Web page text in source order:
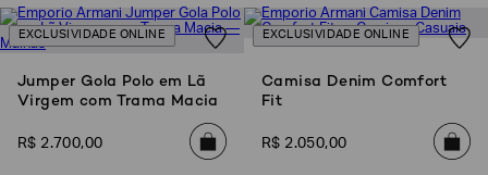
EXCLUSIVIDADE ONLINE
Jumper Gola Polo em Lã
Virgem com Trama Macia
R$ 2.700,00
EXCLUSIVIDADE ONLINE
Camisa Denim Comfort
Fit
R$ 2.050,00
Giorgio
Armani
Armani
Armani